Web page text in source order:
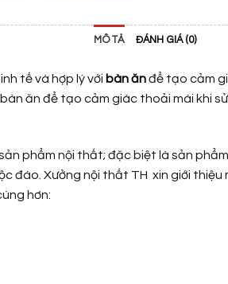
MÔ TẢ ĐÁNH GIÁ (0)
tế và hợp lý với bàn ănđể tạo cảm
ăn để tạo cảm giác thoải mái khi
phẩm nội thất; đặc biệt là sản phẩm
đáo. Xưởng nội thất TH xin giới thiệu
hơn: